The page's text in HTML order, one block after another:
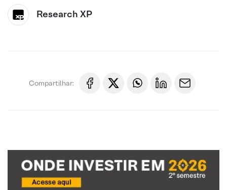
Research XP
Compartilhar: